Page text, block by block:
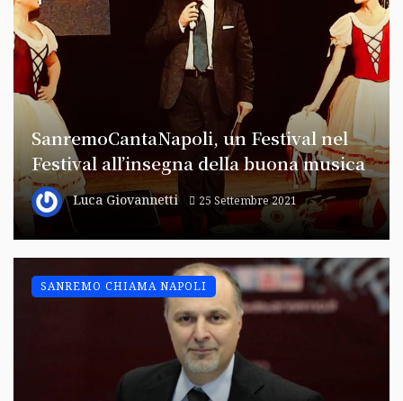
SanremoCantaNapoli, un Festival nel
Festival all’insegna della buona musica
Luca Giovannetti 25 Settembre 2021
SANREMO CHIAMA NAPOLI